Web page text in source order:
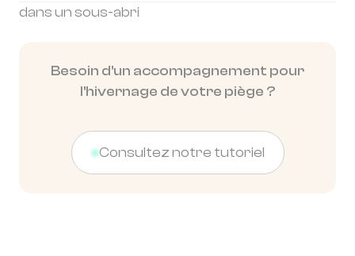
dans un sous-abri
Besoin d'un accompagnement pour
l'hivernage de votre piège ?
Consultez notre tutoriel